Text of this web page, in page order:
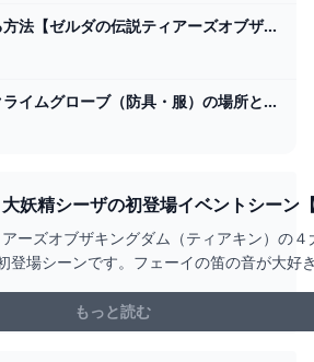
効果の高い料理を作る方法【ゼルダの伝説ティアーズオブザキングダム】【ティアキン】 #shorts - YouTube
【ティアキン攻略】クライムグローブ（防具・服）の場所と取り方｜ラムダの財宝・北ハイラル平原の洞窟【ゼルダティアーズオブザキングダム】│KOUs gameplay guide
大妖精シーザの初登場イベントシーン
ーズオブザキングダム（ティアキン）の４
登場シーンです。フェーイの笛の音が大好
channel/
もっと読む